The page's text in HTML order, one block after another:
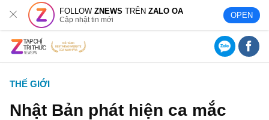
FOLLOWZNEWS TRÊNZALO OA
Cập nhật tin mới OPEN
THẾ GIỚI
Nhật Bản phát hiện ca mắc